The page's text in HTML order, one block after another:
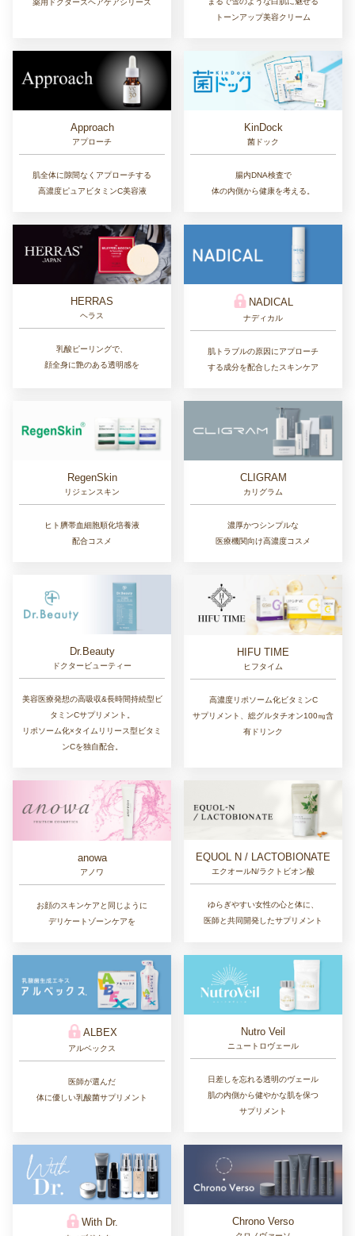
薬用ドクターズヘアケアシリーズ
トーンアップ美容クリーム
Approach
アプローチ
肌全体に隙間なくアプローチする
高濃度ピュアビタミンC美容液
KinDock
菌ドック
腸内DNA検査で
体の内側から健康を考える。
HERRAS
ヘラス
乳酸ピーリングで、
顔全身に艶のある透明感を
NADICAL
ナディカル
肌トラブルの原因にアプローチ
する成分を配合したスキンケア
RegenSkin
リジェンスキン
ヒト臍帯血細胞順化培養液
配合コスメ
CLIGRAM
カリグラム
濃厚かつシンプルな
医療機関向け高濃度コスメ
Dr.Beauty
ドクタービューティー
美容医療発想の高吸収&長時間持続型ビ
タミンCサプリメント。
リポソーム化×タイムリリース型ビタミ
ンCを独自配合。
HIFU TIME
ヒフタイム
高濃度リポソーム化ビタミンC
サプリメント、総グルタチオン100㎎含
有ドリンク
anowa
アノワ
お顔のスキンケアと同じように
デリケートゾーンケアを
EQUOL N / LACTOBIONATE
エクオールN/ラクトビオン酸
ゆらぎやすい女性の心と体に、
医師と共同開発したサプリメント
ALBEX
アルベックス
医師が選んだ
体に優しい乳酸菌サプリメント
Nutro Veil
ニュートロヴェール
日差しを忘れる透明のヴェール
肌の内側から健やかな肌を保つ
サプリメント
With Dr. Chrono Verso